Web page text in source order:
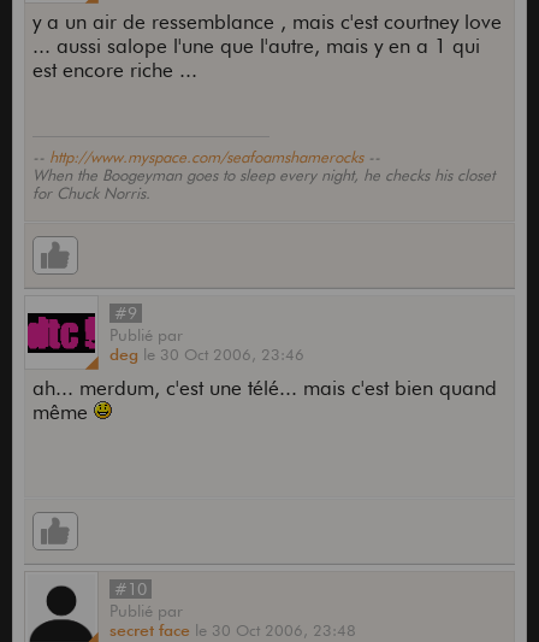
y a un air de ressemblance , mais c'est courtney love
... aussi salope l'une que l'autre, mais y en a 1 qui
est encore riche ...
-- http://www.myspace.com/seafoamshamerocks--
When the Boogeyman goes to sleep every night, he checks his closet
for Chuck Norris.
#9
Publié par
deg le 30 Oct 2006, 23:46
ah... merdum, c'est une télé... mais c'est bien quand
même
#10
Publié par
secret face le 30 Oct 2006, 23:48